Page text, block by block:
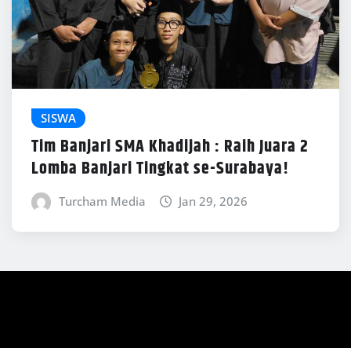
SISWA
Tim Banjari SMA Khadijah : Raih Juara 2
Lomba Banjari Tingkat se-Surabaya!
Turcham Media Jan 29, 2026